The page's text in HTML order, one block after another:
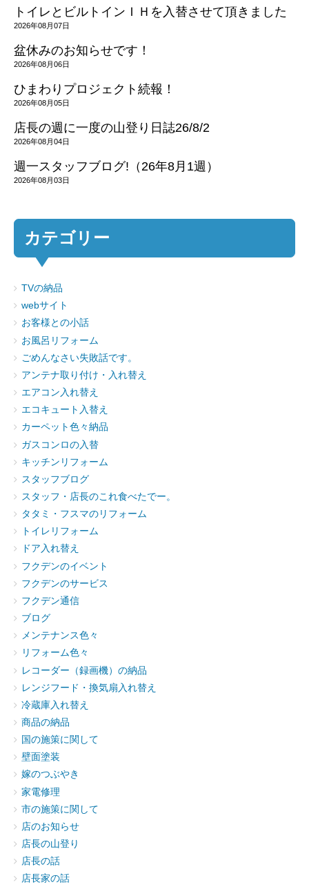
トイレとビルトインＩＨを入替させて頂きました
2026年08月07日
盆休みのお知らせです！
2026年08月06日
ひまわりプロジェクト続報！
2026年08月05日
店長の週に一度の山登り日誌26/8/2
2026年08月04日
週一スタッフブログ!（26年8月1週）
2026年08月03日
カテゴリー
TVの納品
webサイト
お客様との小話
お風呂リフォーム
ごめんなさい失敗話です。
アンテナ取り付け・入れ替え
エアコン入れ替え
エコキュート入替え
カーペット色々納品
ガスコンロの入替
キッチンリフォーム
スタッフブログ
スタッフ・店長のこれ食べたでー。
タタミ・フスマのリフォーム
トイレリフォーム
ドア入れ替え
フクデンのイベント
フクデンのサービス
フクデン通信
ブログ
メンテナンス色々
リフォーム色々
レコーダー（録画機）の納品
レンジフード・換気扇入れ替え
冷蔵庫入れ替え
商品の納品
国の施策に関して
壁面塗装
嫁のつぶやき
家電修理
市の施策に関して
店のお知らせ
店長の山登り
店長の話
店長家の話